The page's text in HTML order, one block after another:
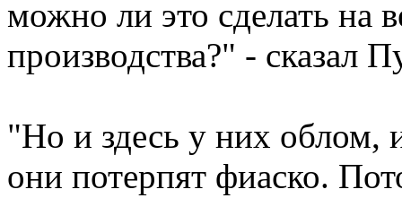
можно ли это сделать на
производства?" - сказал
"Но и здесь у них облом,
они потерпят фиаско.